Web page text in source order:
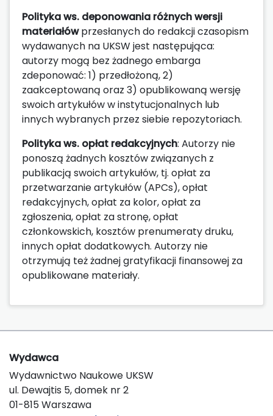
Polityka ws. deponowania różnych wersji
materiałówprzesłanych do redakcji czasopism
wydawanych na UKSW jest następująca:
autorzy mogą bez żadnego embarga
zdeponować: 1) przedłożoną, 2)
zaakceptowaną oraz 3) opublikowaną wersję
swoich artykułów w instytucjonalnych lub
innych wybranych przez siebie repozytoriach.
Polityka ws. opłat redakcyjnych: Autorzy nie
ponoszą żadnych kosztów związanych z
publikacją swoich artykułów, tj. opłat za
przetwarzanie artykułów (APCs), opłat
redakcyjnych, opłat za kolor, opłat za
zgłoszenia, opłat za stronę, opłat
członkowskich, kosztów prenumeraty druku,
innych opłat dodatkowych. Autorzy nie
otrzymują też żadnej gratyfikacji finansowej za
opublikowane materiały.
Wydawca
Wydawnictwo Naukowe UKSW
ul. Dewajtis 5, domek nr 2
01-815 Warszawa